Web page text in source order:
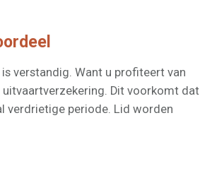
verstandig. Want u profiteert van
Dit voorkomt dat
verdrietige periode. Lid worden